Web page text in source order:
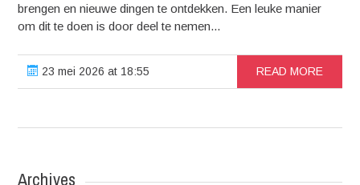
brengen en nieuwe dingen te ontdekken. Een leuke manier
om dit te doen is door deel te nemen...
23 mei 2026 at 18:55 READ MORE
Archives